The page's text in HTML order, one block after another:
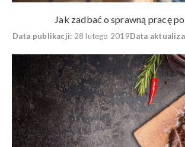
Jak zadbać o sprawną pracę
Data publikacji: 28 lutego 2019Data